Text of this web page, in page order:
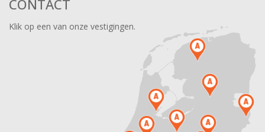
CONTACT
Klik op een van onze vestigingen.